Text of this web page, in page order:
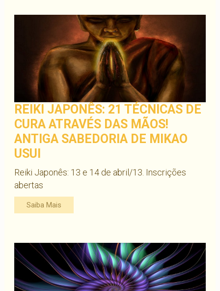
REIKI JAPONÊS: 21 TÉCNICAS DE
CURA ATRAVÉS DAS MÃOS!
ANTIGA SABEDORIA DE MIKAO
USUI
Reiki Japonês: 13 e 14 de abril/13. Inscrições
abertas
Saiba Mais